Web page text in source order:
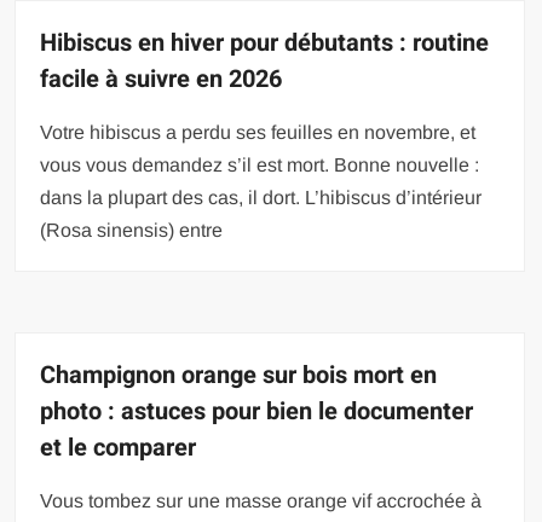
Hibiscus en hiver pour débutants : routine
facile à suivre en 2026
Votre hibiscus a perdu ses feuilles en novembre, et
vous vous demandez s’il est mort. Bonne nouvelle :
dans la plupart des cas, il dort. L’hibiscus d’intérieur
(Rosa sinensis) entre
Champignon orange sur bois mort en
photo : astuces pour bien le documenter
et le comparer
Vous tombez sur une masse orange vif accrochée à